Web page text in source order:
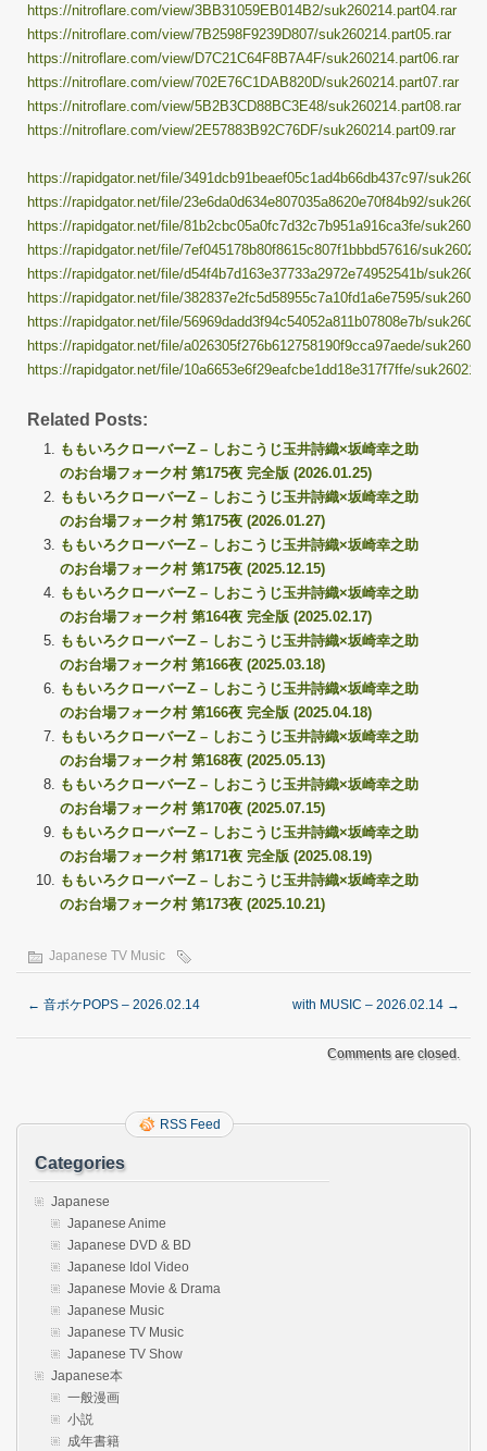
https://nitroflare.com/view/3BB31059EB014B2/suk260214.part04.rar
https://nitroflare.com/view/7B2598F9239D807/suk260214.part05.rar
https://nitroflare.com/view/D7C21C64F8B7A4F/suk260214.part06.rar
https://nitroflare.com/view/702E76C1DAB820D/suk260214.part07.rar
https://nitroflare.com/view/5B2B3CD88BC3E48/suk260214.part08.rar
https://nitroflare.com/view/2E57883B92C76DF/suk260214.part09.rar
https://rapidgator.net/file/3491dcb91beaef05c1ad4b66db437c97/
https://rapidgator.net/file/23e6da0d634e807035a8620e70f84b92/
https://rapidgator.net/file/81b2cbc05a0fc7d32c7b951a916ca3fe/
https://rapidgator.net/file/7ef045178b80f8615c807f1bbbd57616/
https://rapidgator.net/file/d54f4b7d163e37733a2972e74952541b/
https://rapidgator.net/file/382837e2fc5d58955c7a10fd1a6e7595/
https://rapidgator.net/file/56969dadd3f94c54052a811b07808e7b/
https://rapidgator.net/file/a026305f276b612758190f9cca97aede/
https://rapidgator.net/file/10a6653e6f29eafcbe1dd18e317f7ffe/
Related Posts:
ももいろクローバーZ – しおこうじ玉井詩織×坂崎幸之助
のお台場フォーク村 第175夜 完全版 (2026.01.25)
ももいろクローバーZ – しおこうじ玉井詩織×坂崎幸之助
のお台場フォーク村 第175夜 (2026.01.27)
ももいろクローバーZ – しおこうじ玉井詩織×坂崎幸之助
のお台場フォーク村 第175夜 (2025.12.15)
ももいろクローバーZ – しおこうじ玉井詩織×坂崎幸之助
のお台場フォーク村 第164夜 完全版 (2025.02.17)
ももいろクローバーZ – しおこうじ玉井詩織×坂崎幸之助
のお台場フォーク村 第166夜 (2025.03.18)
ももいろクローバーZ – しおこうじ玉井詩織×坂崎幸之助
のお台場フォーク村 第166夜 完全版 (2025.04.18)
ももいろクローバーZ – しおこうじ玉井詩織×坂崎幸之助
のお台場フォーク村 第168夜 (2025.05.13)
ももいろクローバーZ – しおこうじ玉井詩織×坂崎幸之助
のお台場フォーク村 第170夜 (2025.07.15)
ももいろクローバーZ – しおこうじ玉井詩織×坂崎幸之助
のお台場フォーク村 第171夜 完全版 (2025.08.19)
ももいろクローバーZ – しおこうじ玉井詩織×坂崎幸之助
のお台場フォーク村 第173夜 (2025.10.21)
Japanese TV Music
← 音ボケPOPS – 2026.02.14 with MUSIC – 2026.02.14 →
Comments are closed.
RSS Feed
Categories
Japanese
Japanese Anime
Japanese DVD & BD
Japanese Idol Video
Japanese Movie & Drama
Japanese Music
Japanese TV Music
Japanese TV Show
Japanese本
一般漫画
小説
成年書籍